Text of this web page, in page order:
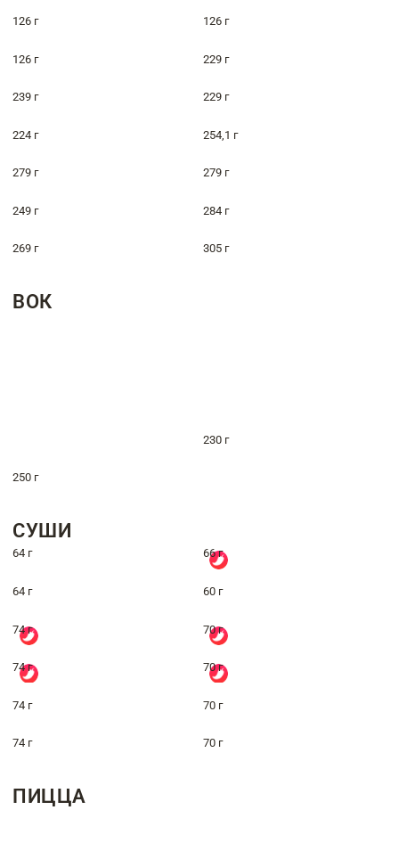
126 г 126 г
126 г 229 г
239 г 229 г
224 г 254,1 г
279 г 279 г
249 г 284 г
269 г 305 г
ВОК
230 г
250 г
СУШИ
64 г 66 г
64 г 60 г
74 г 70 г
74 г 70 г
74 г 70 г
74 г 70 г
ПИЦЦА